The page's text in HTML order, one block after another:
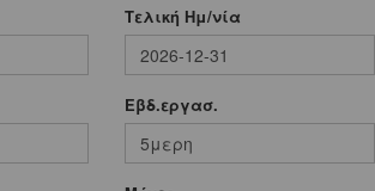
Τελική Ημ/νία
Εβδ.εργασ.